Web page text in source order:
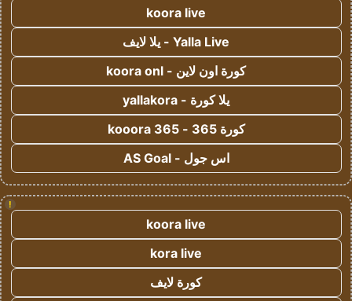
koora live
Yalla Live - يلا لايف
كورة اون لاين - koora onl
يلا كورة - yallakora
كورة 365 - kooora 365
اس جول - AS Goal
!
koora live
kora live
كورة لايف